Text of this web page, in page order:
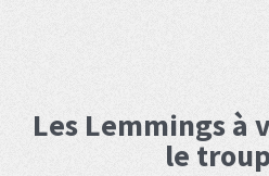
Les Lemmings à
le